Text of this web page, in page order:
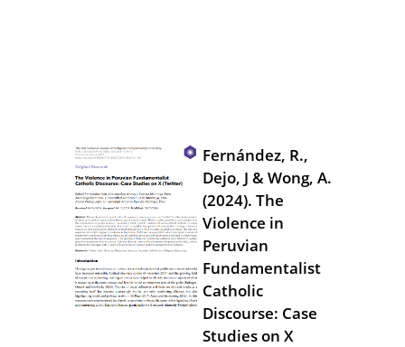
Fernández, R.,
Dejo, J & Wong, A.
(2024). The
Violence in
Peruvian
Fundamentalist
Catholic
Discourse: Case
Studies on X